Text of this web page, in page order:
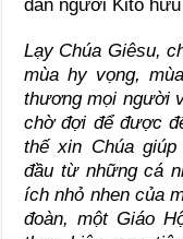
dẫn người Kitô
Lạy Chúa Giêsu,
mùa hy vọng,
thương mọi người
chờ đợi để được
thế xin Chúa
đầu từ những cá
ích nhỏ nhen của
đoàn, một Giáo